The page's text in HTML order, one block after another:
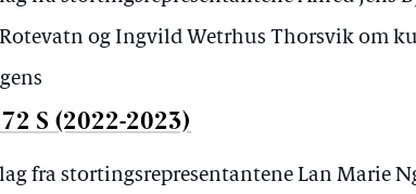
og Ingvild Wetrhus Thorsvik om
S (2022-2023)
fra stortingsrepresentantene Lan Marie